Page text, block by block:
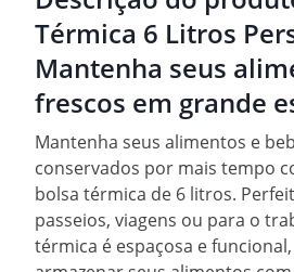
Térmica 6 Litros
Mantenha seus
frescos em grande
Mantenha seus alimentos e
conservados por mais tempo
bolsa térmica de 6 litros.
passeios, viagens ou para o
térmica é espaçosa e